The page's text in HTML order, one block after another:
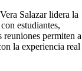
Salazar lidera la
estudiantes,
reuniones permiten a
la experiencia real